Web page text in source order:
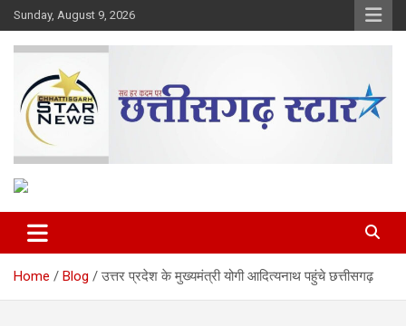
Skip
to
content
Sunday, August 9, 2026
Chhattisgarh Star
Home Blog उत्तर प्रदेश के मुख्यमंत्री योगी आदित्यनाथ पहुंचे छत्तीसगढ़